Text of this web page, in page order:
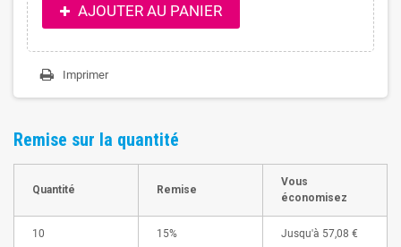
AJOUTER AU PANIER
Imprimer
Remise sur la quantité
Quantité Remise
Vous
économisez
10 15% Jusqu'à 57,08 €